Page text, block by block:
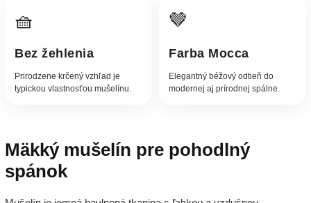
🧺
Bez žehlenia
Prirodzene krčený vzhľad je
typickou vlastnosťou mušelínu.
🤎
Farba Mocca
Elegantný béžový odtieň do
modernej aj prírodnej spálne.
Mäkký mušelín pre pohodlný
spánok